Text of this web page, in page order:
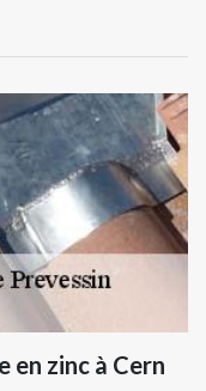
zinc à Cern